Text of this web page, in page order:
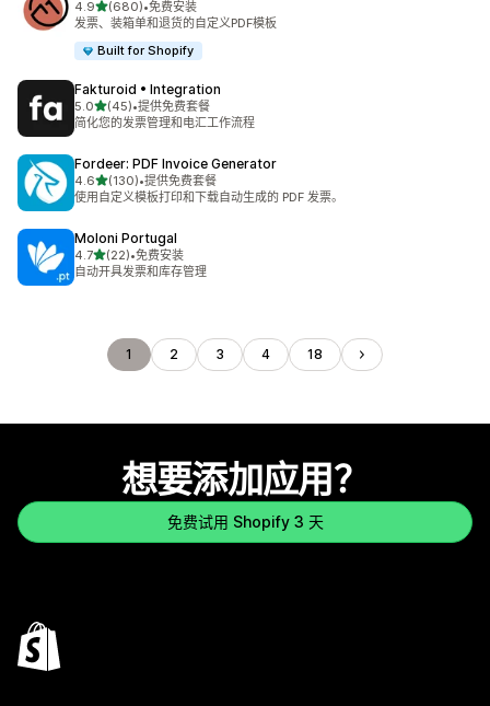
4.9星（满分 5 星）
(680)
总共 680 条评论
•免费安装
发票、装箱单和退货的自定义PDF模板
Built for Shopify
Fakturoid • Integration
5.0星（满分 5 星）
(45)
总共 45 条评论
•提供免费套餐
简化您的发票管理和电汇工作流程
Fordeer: PDF Invoice Generator
4.6星（满分 5 星）
(130)
总共 130 条评论
•提供免费套餐
使用自定义模板打印和下载自动生成的 PDF 发票。
Moloni Portugal
4.7星（满分 5 星）
(22)
总共 22 条评论
•免费安装
自动开具发票和库存管理
1 2 3 4 18
想要添加应用？
免费试用 Shopify 3 天